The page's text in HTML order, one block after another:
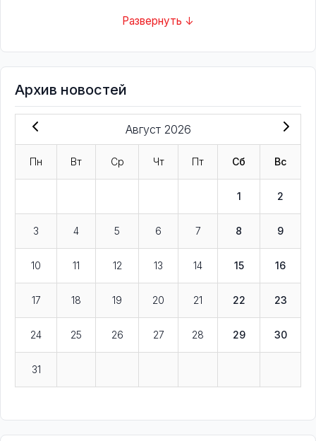
Развернуть ↓
Архив новостей
Август 2026
Пн Вт Ср Чт Пт Сб Вс
1 2
3 4 5 6 7 8 9
10 11 12 13 14 15 16
17 18 19 20 21 22 23
24 25 26 27 28 29 30
31